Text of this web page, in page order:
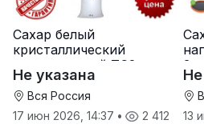
Сахар белый
кристаллический
свекловичный ТС2 от
производителя
Не указана
Вся Россия
17 июн 2026, 14:37 • 2 412
Не
13